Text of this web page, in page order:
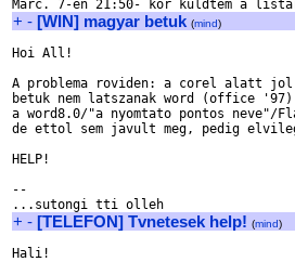
+ - [WIN] magyar betuk (mind)
Hoi All!
A problema roviden: a corel alatt
betuk nem latszanak word (office
a word8.0/"a nyomtato pontos neve"/
de ettol sem javult meg, pedig
HELP!
--
+ - [TELEFON] Tvnetesek help! (mind)
Hali!